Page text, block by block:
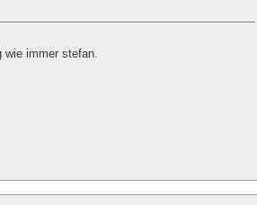
wie immer stefan.